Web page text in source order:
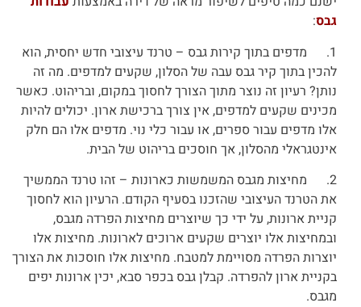
גבס:
1. מדפים בתוך קירות גבס – טרנד עיצובי חדש יחסית, הוא
להכין בתוך קיר גבס עבה של הסלון, שקעים למדפים. מה זה
נותן? רעיון זה נוצר מתוך הצורך לחסוך במקום, ובריהוט. כאשר
מכינים שקעים למדפים, אין צורך ברכישת ארון. יכולים להיות
אלו מדפים עבור ספרים, או עבור כלי נוי. מדפים אלו הם חלק
אינטגראלי מהסלון, אך חוסכים בריהוט של הבית.
2. מחיצות מגבס המשמשות כארונות – זהו טרנד הממשיך
את הטרנד העיצובי שהזכנו בסעיף הקודם. הרעיון הוא לחסוך
קניית ארונות, על ידי כך שיוצרים מחיצות הפרדה מגבס,
ובמחיצות אלו יוצרים שקעים ארוכים לארונות. מחיצות אלו
יוצרות הפרדה מסויימת למטבח. מחיצות אלו חוסכות את הצורך
בקניית ארון להפרדה. קבלן גבס בכפר סבא, יכין ארונות יפים
מגבס.